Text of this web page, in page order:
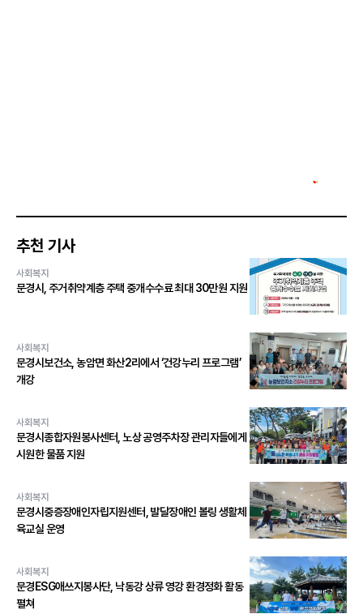
추천 기사
사회복지
문경시, 주거취약계층 주택 중개수수료 최대 30만원 지원
사회복지
문경시보건소, 농암면 화산2리에서 ‘건강누리 프로그램’
개강
사회복지
문경시종합자원봉사센터, 노상 공영주차장 관리자들에게
시원한 물품 지원
사회복지
문경시중증장애인자립지원센터, 발달장애인 볼링 생활체
육교실 운영
사회복지
문경ESG애쓰지봉사단, 낙동강 상류 영강 환경정화 활동
펼쳐